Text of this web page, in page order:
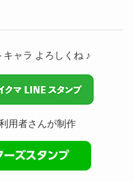
キャラ よろしくね ♪
用者さんが制作